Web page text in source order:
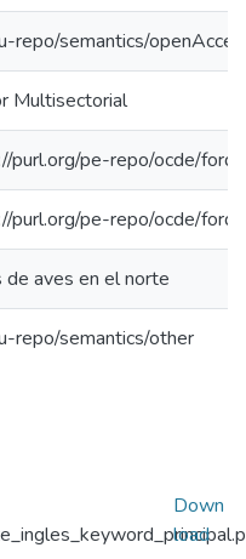
repo/semantics/
Multisectorial
purl.org/pe-repo/ocde/
purl.org/pe-repo/ocde/
de aves en el norte
repo/semantics/other
Down
load